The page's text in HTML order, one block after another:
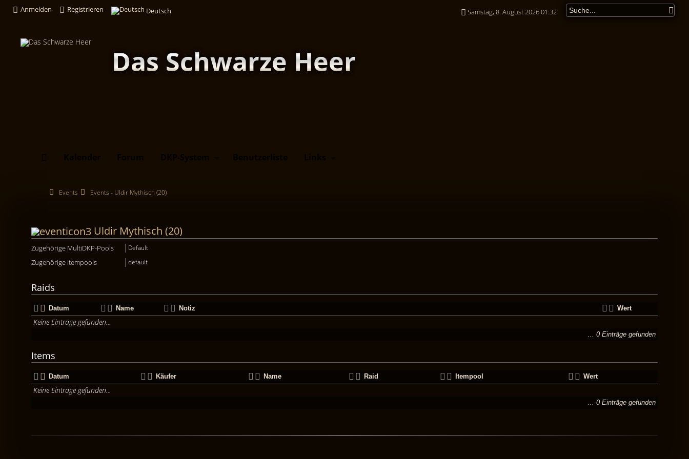
Anmelden Registrieren Deutsch Samstag, 8. August 2026 01:32
Das Schwarze Heer
Events Events - Uldir Mythisch (20)
Uldir Mythisch (20)
Zugehörige MultiDKP-Pools Default
Zugehörige Itempools default
Raids
Datum Name Notiz Wert
Keine Einträge gefunden...
... 0 Einträge gefunden
Items
Datum Käufer Name Raid Itempool Wert
Keine Einträge gefunden...
... 0 Einträge gefunden